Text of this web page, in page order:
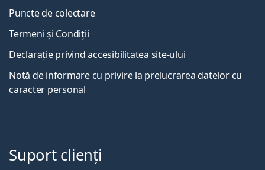
Puncte de colectare
Termeni și Condiții
Declarație privind accesibilitatea site-ului
Notă de informare cu privire la prelucrarea datelor cu
caracter personal
Suport clienți